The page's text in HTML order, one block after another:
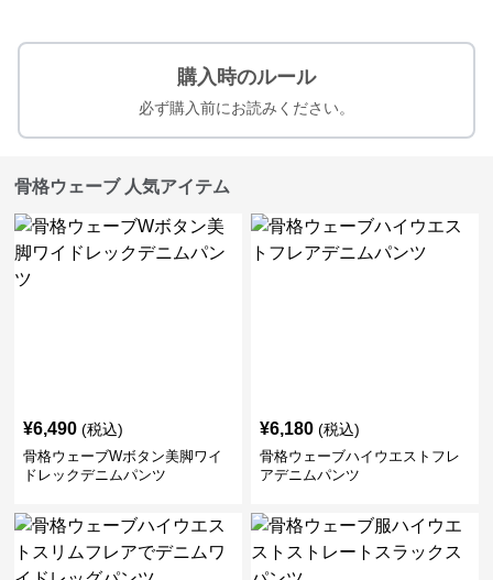
購入時のルール
必ず購入前にお読みください。
骨格ウェーブ 人気アイテム
¥6,490 (税込)
骨格ウェーブWボタン美脚ワイ
ドレックデニムパンツ
¥6,180 (税込)
骨格ウェーブハイウエストフレ
アデニムパンツ